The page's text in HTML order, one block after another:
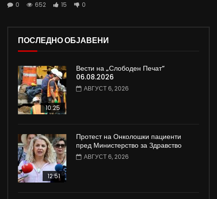
0
652 15 0
ПОСЛЕДНО ОБЈАВЕНИ
10:25
Вести на „Слободен Печат“
06.08.2026
АВГУСТ 6, 2026
12:51
Протест на Онколошки пациенти
пред Министерство за Здравство
АВГУСТ 6, 2026